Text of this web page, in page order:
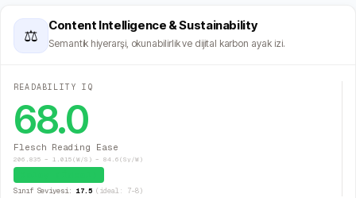
⚖
Content Intelligence & Sustainability
Semantik hiyerarşi, okunabilirlik ve dijital karbon ayak izi.
READABILITY IQ
68.0
Flesch Reading Ease
206.835 − 1.015(W/S) − 84.6(Sy/W)
Sınıf Seviyesi: 17.5(ideal: 7–8)